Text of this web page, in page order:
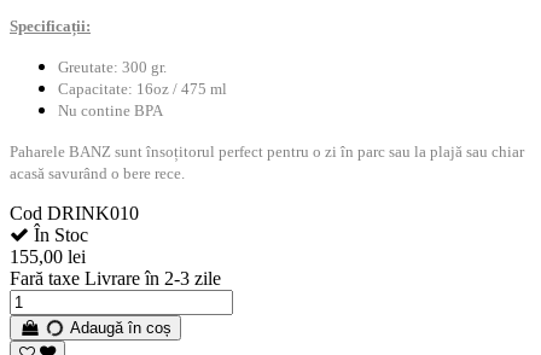
Specificații:
Greutate: 300 gr.
Capacitate: 16oz / 475 ml
Nu contine BPA
Paharele BANZ sunt însoțitorul perfect pentru o zi în parc sau la plajă sau chiar
acasă savurând o bere rece.
Cod DRINK010
În Stoc
155,00 lei
Fară taxe Livrare în 2-3 zile
Adaugă în coș